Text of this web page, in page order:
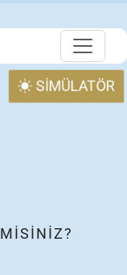
SİMÜLATÖR